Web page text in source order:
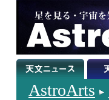
AstroArts